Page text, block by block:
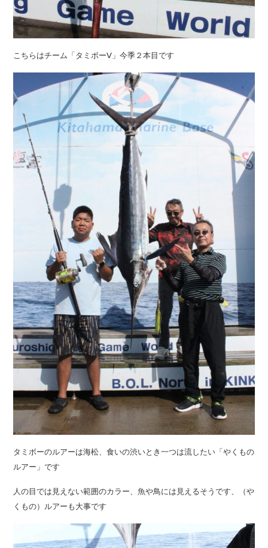
こちらはチーム「タミボーⅤ」今季２本目です
タミボーのルアーは海松、食いの渋いとき一つは流したい「やくもの
ルアー」です
人の目では見えない範囲のカラー、魚や鳥には見えるそうです、（や
くもの）ルアーも大事です